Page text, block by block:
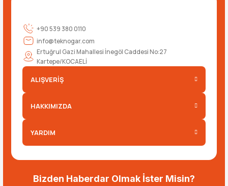
+90 539 380 0110
info@teknogar.com
Ertuğrul Gazi Mahallesi İnegöl Caddesi No:27
Kartepe/KOCAELİ
ALIŞVERİŞ
HAKKIMIZDA
YARDIM
Bizden Haberdar Olmak İster Misin?